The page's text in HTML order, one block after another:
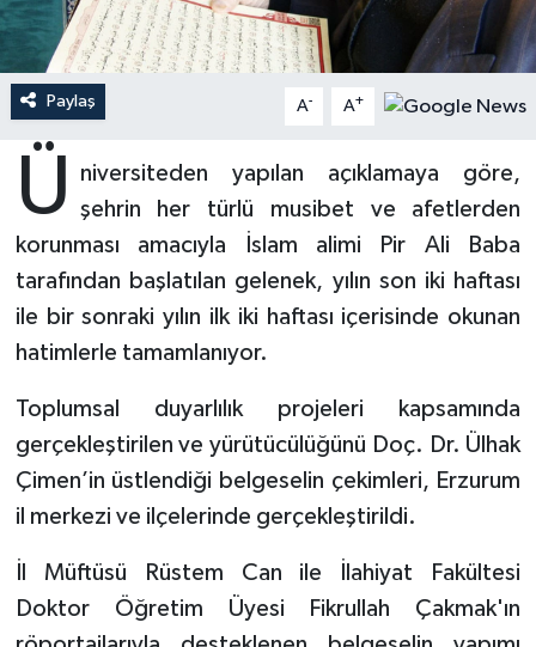
Paylaş A- A+
Ü
niversiteden yapılan açıklamaya göre,
şehrin her türlü musibet ve afetlerden
korunması amacıyla İslam alimi Pir Ali Baba
tarafından başlatılan gelenek, yılın son iki haftası
ile bir sonraki yılın ilk iki haftası içerisinde okunan
hatimlerle tamamlanıyor.
Toplumsal duyarlılık projeleri kapsamında
gerçekleştirilen ve yürütücülüğünü Doç. Dr. Ülhak
Çimen’in üstlendiği belgeselin çekimleri, Erzurum
il merkezi ve ilçelerinde gerçekleştirildi.
İl Müftüsü Rüstem Can ile İlahiyat Fakültesi
Doktor Öğretim Üyesi Fikrullah Çakmak'ın
Balıkesir Müftülüğü
Bartın Müftülüğü
Bayburt Müftülüğü
Bilecik Müftülüğü
Bingöl Müftülüğü
Bolu Müftülüğü
Burdur Müftülüğü
Bursa Müftülüğü
Çanakkale Müftülüğü
Peygamberimizin Hayatı
Ramazan
Zekat
DİYANET RADYO/TV
DEPREM
Eğitim
Kültür-Sanat
Aile
Makaleler
Ekonomi
Duyurular
Podcast